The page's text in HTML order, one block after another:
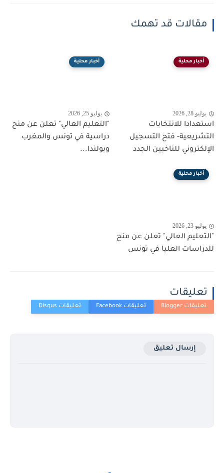
مقالات قد تهمك
أخبار محلية
يوليو 28, 2026
استعدادا للانتخابات
التشريعية- فتح التسجيل
الإلكتروني للناخبين الجدد
أخبار محلية
يوليو 25, 2026
"التعليم العالي" تعلن عن منح
دراسية في تونس والمغرب
وبولندا...
أخبار محلية
يوليو 23, 2026
"التعليم العالي" تعلن عن منح
للدراسات العليا في تونس
تعليقات
إرسال تعليق